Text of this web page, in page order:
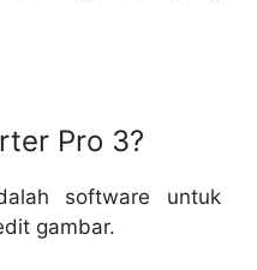
Pro 3?
software untuk
gambar.